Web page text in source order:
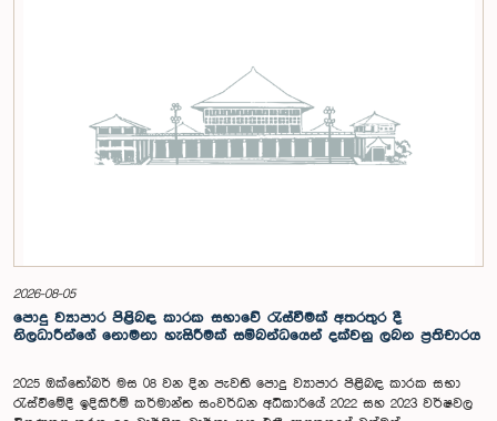
2026-08-05
පොදු ව්‍යාපාර පිළිබඳ කාරක සභාවේ රැස්වීමක් අතරතුර දී
නිලධාරීන්ගේ නොමනා හැසිරීමක් සම්බන්ධයෙන් දක්වනු ලබන ප්‍රතිචාරය
2025 ඔක්තෝබර් මස 08 වන දින පැවති පොදු ව්‍යාපාර පිළිබඳ කාරක සභා
රැස්වීමේදී ඉදිකිරීම් කර්මාන්ත සංවර්ධන අධිකාරියේ 2022 සහ 2023 වර්ෂවල